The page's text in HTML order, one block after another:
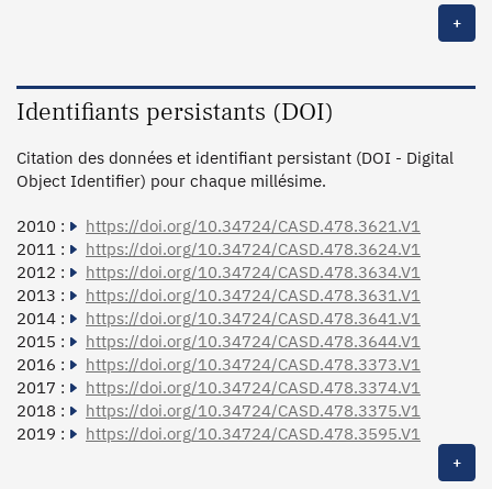
+
Identifiants persistants (DOI)
Citation des données et identifiant persistant (DOI - Digital
Object Identifier) pour chaque millésime.
2010 :
https://doi.org/10.34724/CASD.478.3621.V1
2011 :
https://doi.org/10.34724/CASD.478.3624.V1
2012 :
https://doi.org/10.34724/CASD.478.3634.V1
2013 :
https://doi.org/10.34724/CASD.478.3631.V1
2014 :
https://doi.org/10.34724/CASD.478.3641.V1
2015 :
https://doi.org/10.34724/CASD.478.3644.V1
2016 :
https://doi.org/10.34724/CASD.478.3373.V1
2017 :
https://doi.org/10.34724/CASD.478.3374.V1
2018 :
https://doi.org/10.34724/CASD.478.3375.V1
2019 :
https://doi.org/10.34724/CASD.478.3595.V1
+